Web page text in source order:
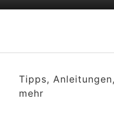
Tipps,
mehr